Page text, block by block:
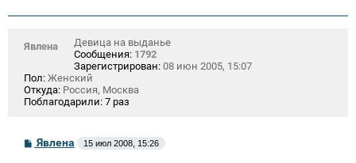
и
Явлена
Девица на выданье
Сообщения: 1792
Зарегистрирован: 08 июн 2005, 15:07
Пол: Женский
Откуда: Россия, Москва
Поблагодарили: 7 раз
СЯвлена 15 июл 2008, 15:26